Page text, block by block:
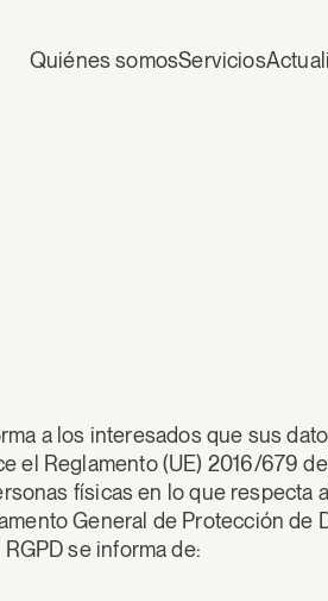
Quiénes somosServicios
a los interesados que sus
el Reglamento (UE) 2016/679
físicas en lo que respecta
General de Protección de
se informa de: